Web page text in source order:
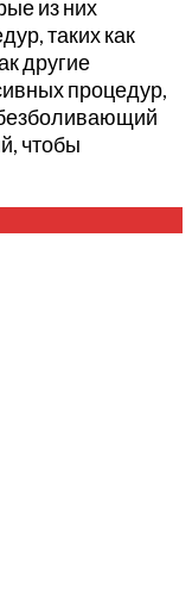
из них
таких как
другие
процедур,
чтобы